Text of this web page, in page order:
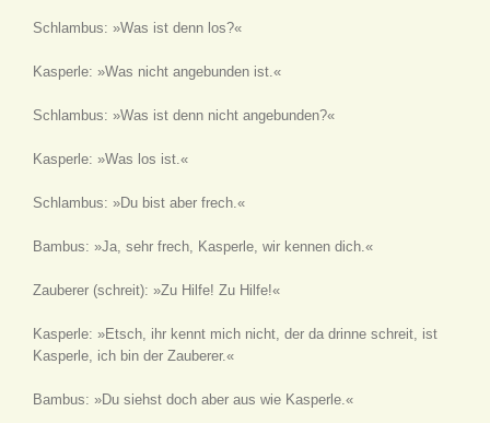
Schlambus: »Was ist denn los?«
Kasperle: »Was nicht angebunden ist.«
Schlambus: »Was ist denn nicht angebunden?«
Kasperle: »Was los ist.«
Schlambus: »Du bist aber frech.«
Bambus: »Ja, sehr frech, Kasperle, wir kennen dich.«
Zauberer (schreit): »Zu Hilfe! Zu Hilfe!«
Kasperle: »Etsch, ihr kennt mich nicht, der da drinne schreit, ist
Kasperle, ich bin der Zauberer.«
Bambus: »Du siehst doch aber aus wie Kasperle.«